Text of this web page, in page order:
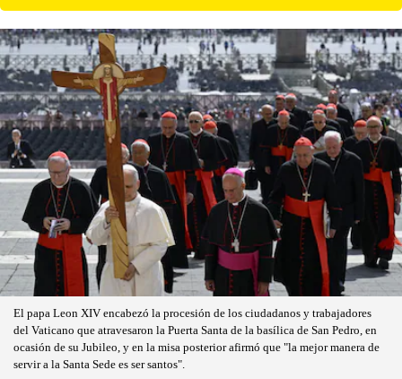
El papa Leon XIV encabezó la procesión de los ciudadanos y trabajadores
del Vaticano que atravesaron la Puerta Santa de la basílica de San Pedro, en
ocasión de su Jubileo, y en la misa posterior afirmó que "la mejor manera de
servir a la Santa Sede es ser santos".